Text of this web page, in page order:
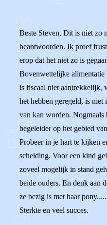
Beste Steven, Dit is niet zo
beantwoorden. Ik proef
erop dat het niet zo is
Bovenwettelijke alimentatie
is fiscaal niet aantrekkelijk,
het hebben geregeld, is niet
van kan worden. Nogmaals
begeleider op het gebied
Probeer in je hart te kijken
scheiding. Voor een kind
zoveel mogelijk in stand
beide ouders. En denk aan
ze bezig is met haar
Sterkte en veel succes.